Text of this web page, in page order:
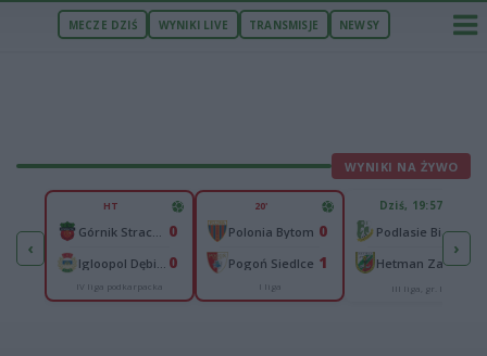
MECZE DZIŚ WYNIKI LIVE TRANSMISJE NEWSY
WYNIKI NA ŻYWO
‹
65
25
HT
0
0
IV liga podkarpacka
20'
Polonia Bytom 0
Pogoń Siedlce 1
I liga
Dziś, 19:57
Podlasie Biała Podlaska
Hetman Zamość
III liga, gr. IV
›